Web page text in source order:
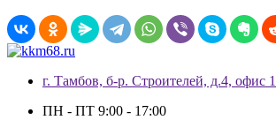
г. Тамбов, б-р. Строителей, д.4, офис 1
ПН - ПТ 9:00 - 17:00